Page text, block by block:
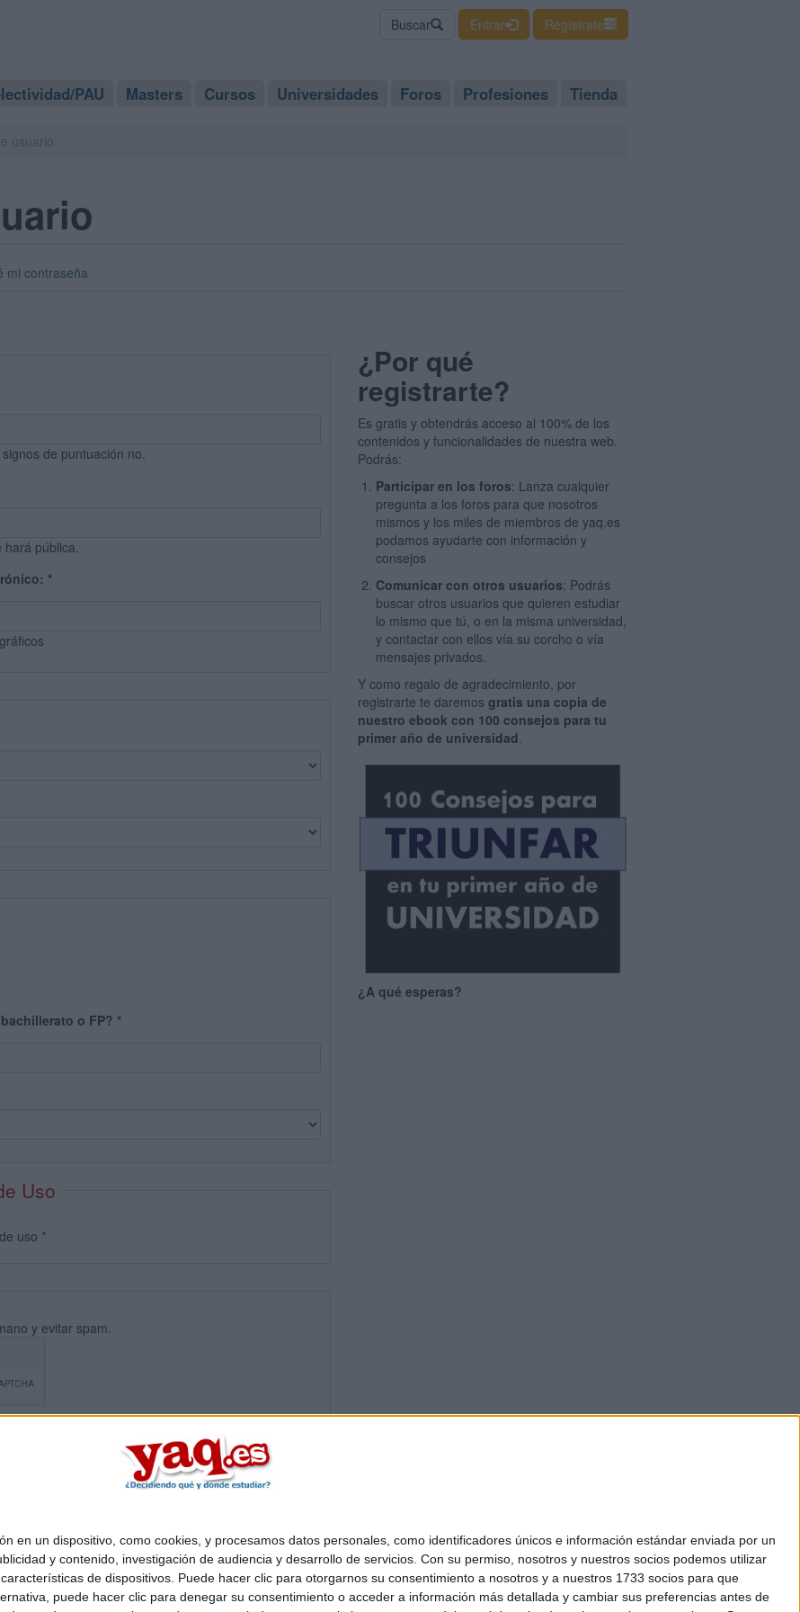
en un dispositivo, como cookies, y procesamos datos personales, como identificadores únicos e información estándar enviada por un
y contenido, investigación de audiencia y desarrollo de servicios. Con su permiso, nosotros y nuestros socios podemos utilizar
de dispositivos. Puede hacer clic para otorgarnos su consentimiento a nosotros y a nuestros 1733 socios para que
puede hacer clic para denegar su consentimiento o acceder a información más detallada y cambiar sus preferencias antes de
Buscar Entrar Regístrate
PAU Masters Cursos Universidades Foros Profesiones Tienda
mi contraseña
de puntuación no.
hará pública.
*
o FP? *
Uso
de uso *
y evitar spam.
¿Por qué
registrarte?
Es gratis y obtendrás acceso al 100% de los
contenidos y funcionalidades de nuestra web.
Podrás:
Participar en los foros: Lanza cualquier
pregunta a los foros para que nosotros
mismos y los miles de miembros de yaq.es
podamos ayudarte con información y
consejos
Comunicar con otros usuarios: Podrás
buscar otros usuarios que quieren estudiar
lo mismo que tú, o en la misma universidad,
y contactar con ellos vía su corcho o vía
mensajes privados.
Y como regalo de agradecimiento, por
registrarte te daremosgratis una copia de
nuestro ebook con 100 consejos para tu
primer año de universidad.
¿A qué esperas?
Quiénes somos |Contactar| Anúnciate
legal|Politica de privacidad|Condiciones generales|Política de cookies